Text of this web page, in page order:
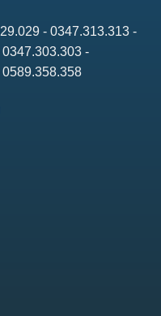
- 0347.313.313 -
-